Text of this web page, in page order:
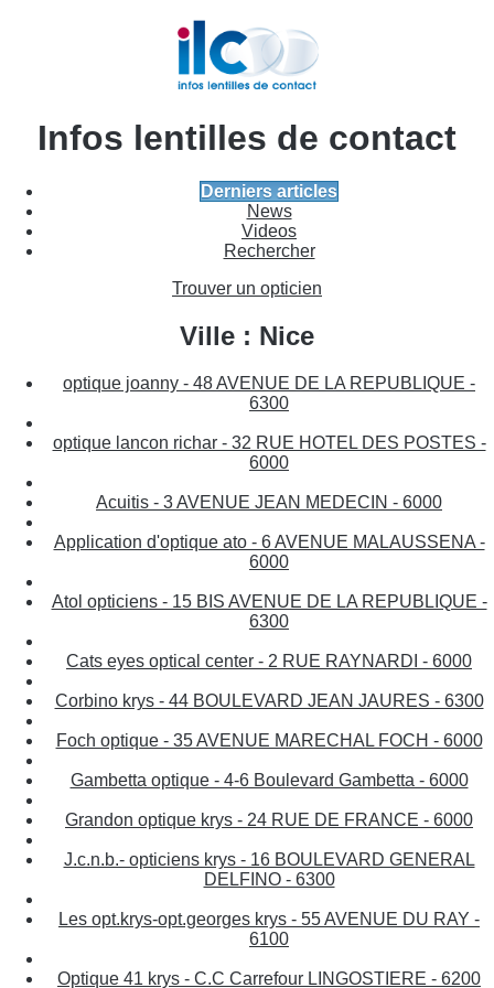
Infos lentilles de contact
Derniers articles
News
Videos
Rechercher
Trouver un opticien
Ville : Nice
optique joanny - 48 AVENUE DE LA REPUBLIQUE -
6300
optique lancon richar - 32 RUE HOTEL DES POSTES -
6000
Acuitis - 3 AVENUE JEAN MEDECIN - 6000
Application d'optique ato - 6 AVENUE MALAUSSENA -
6000
Atol opticiens - 15 BIS AVENUE DE LA REPUBLIQUE -
6300
Cats eyes optical center - 2 RUE RAYNARDI - 6000
Corbino krys - 44 BOULEVARD JEAN JAURES - 6300
Foch optique - 35 AVENUE MARECHAL FOCH - 6000
Gambetta optique - 4-6 Boulevard Gambetta - 6000
Grandon optique krys - 24 RUE DE FRANCE - 6000
J.c.n.b.- opticiens krys - 16 BOULEVARD GENERAL
DELFINO - 6300
Les opt.krys-opt.georges krys - 55 AVENUE DU RAY -
6100
Optique 41 krys - C.C Carrefour LINGOSTIERE - 6200